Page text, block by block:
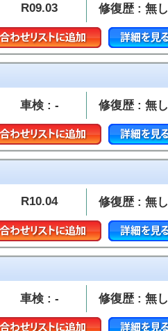
R09.03 修復歴 : 無し
車検 : - 修復歴 : 無し
R10.04 修復歴 : 無し
車検 : - 修復歴 : 無し